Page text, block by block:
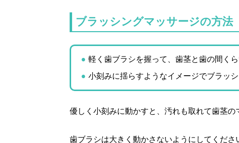
ブラッシングマッサージの方法
軽く歯ブラシを握って、歯茎と歯の間く
小刻みに揺らすようなイメージでブラッ
優しく小刻みに動かすと、汚れも取れて歯茎の
歯ブラシは大きく動かさないようにしてくださ